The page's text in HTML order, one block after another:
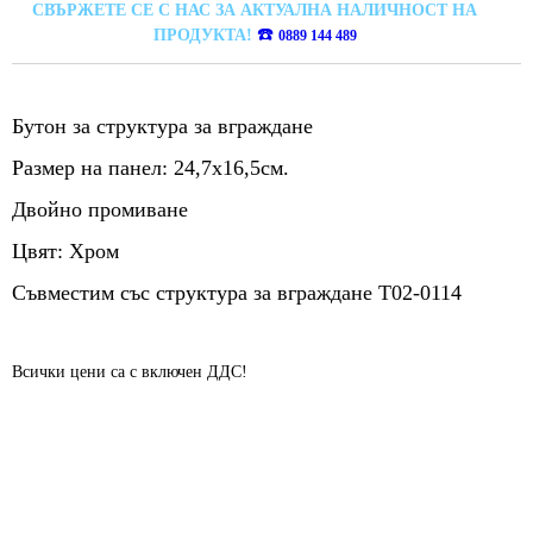
СВЪРЖЕТЕ СЕ С НАС ЗА АКТУАЛНА НАЛИЧНОСТ НА
ПРОДУКТА! ☎️ 0889 144 489
Бутон за структура за вграждане
Размер на панел: 24,7х16,5см.
Двойно промиване
Цвят: Хром
Съвместим със структура за вграждане T02-0114
Всички цени са с включен ДДС!